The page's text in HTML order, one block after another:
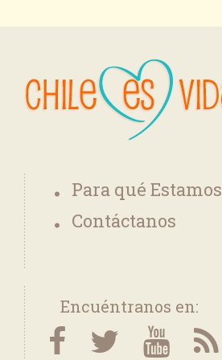
Para qué Estamos
Contáctanos
Encuéntranos en: